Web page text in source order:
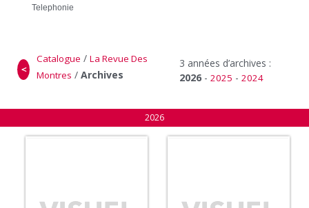
Telephonie
＜
Catalogue / La Revue Des
Montres / Archives
3 années d’archives :
2026 - 2025 - 2024
2026